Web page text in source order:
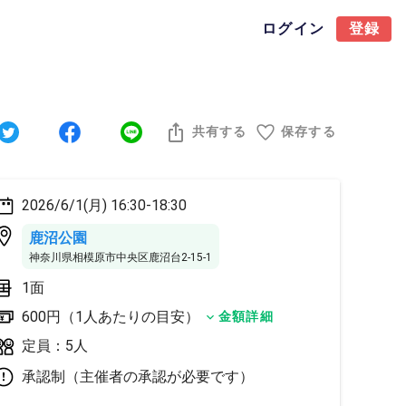
ログイン 登録
共有する 保存する
2026/6/1(月) 16:30-18:30
鹿沼公園
神奈川県相模原市中央区鹿沼台2-15-1
1面
600円（1人あたりの目安）
金額詳細
定員：5人
承認制（主催者の承認が必要です）